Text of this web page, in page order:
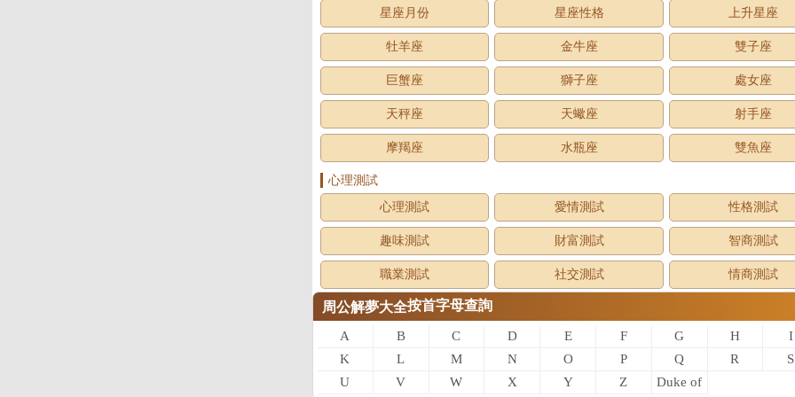
星座月份 星座性格 上升星座
牡羊座 金牛座 雙子座
巨蟹座 獅子座 處女座
天秤座 天蠍座 射手座
摩羯座 水瓶座 雙魚座
心理測試
心理測試
愛情測試 性格測試
趣味測試 財富測試 智商測試
職業測試 社交測試 情商測試
周公解夢大全按首字母查詢
A B C D E F G H
I
K
L M N O P Q R
S
U
V W X Y Z
Duke of